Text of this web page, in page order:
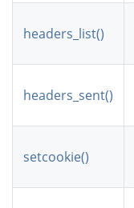
headers_list()
headers_sent()
setcookie()